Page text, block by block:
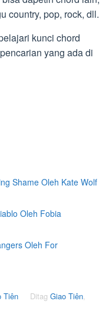
country, pop, rock, dll.
kunci chord
yang ada di
Shame Oleh Kate Wolf
Oleh Fobia
Oleh For
Tiên Ditag Giao Tiên,